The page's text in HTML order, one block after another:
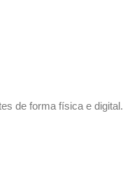
de forma física e digital.